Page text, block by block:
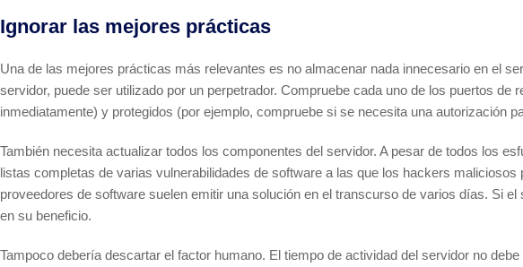
Ignorar las mejores prácticas
Una de las mejores prácticas más relevantes es no almacenar nada innecesario en el
servidor, puede ser utilizado por un perpetrador. Compruebe cada uno de los puertos
inmediatamente) y protegidos (por ejemplo, compruebe si se necesita una autorización
También necesita actualizar todos los componentes del servidor. A pesar de todos los
listas completas de varias vulnerabilidades de software a las que los hackers
proveedores de software suelen emitir una solución en el transcurso de varios días. Si
en su beneficio.
Tampoco debería descartar el factor humano. El tiempo de actividad del servidor no